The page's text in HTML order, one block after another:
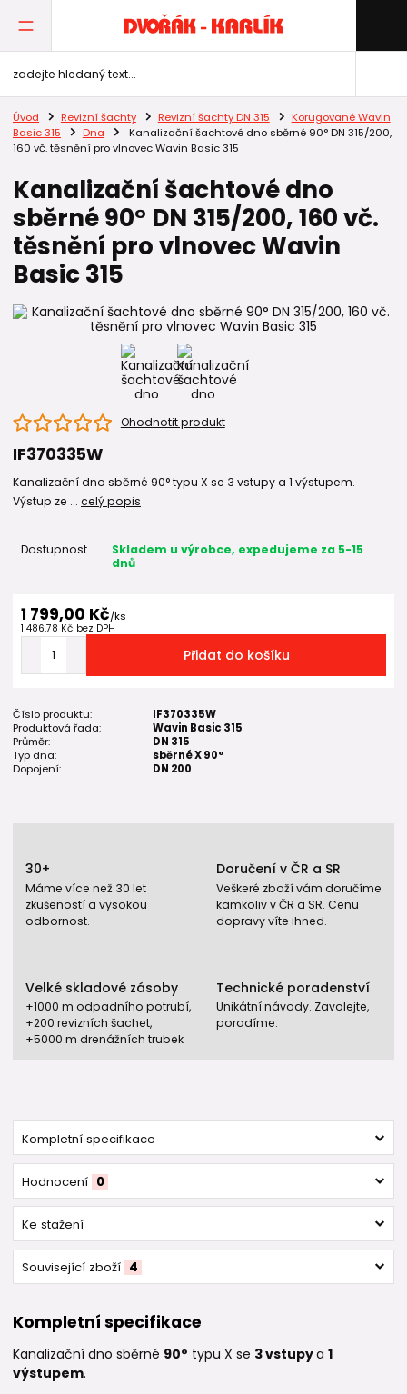
Úvod Revizní šachty Revizní šachty DN 315
Korugované Wavin
Basic 315
Dna
Kanalizační šachtové dno sběrné 90° DN 315/200,
160 vč. těsnění pro vlnovec Wavin Basic 315
Kanalizační šachtové dno
sběrné 90° DN 315/200, 160 vč.
těsnění pro vlnovec Wavin
Basic 315
Ohodnotit produkt
IF370335W
Kanalizační dno sběrné 90° typu X se 3 vstupy a 1 výstupem.
Výstup ze ... celý popis
Dostupnost
Skladem u výrobce, expedujeme za 5-15
dnů
1 799,00 Kč/ks
1 486,78 Kč bez DPH
Přidat do košíku
Číslo produktu:
IF370335W
Produktová řada:
Wavin Basic 315
Průměr:
DN 315
Typ dna:
sběrné X 90°
Dopojení:
DN 200
30+
Máme více než 30 let
zkušeností a vysokou
odbornost.
Doručení v ČR a SR
Veškeré zboží vám doručíme
kamkoliv v ČR a SR. Cenu
dopravy víte ihned.
Velké skladové zásoby
+1000 m odpadního potrubí,
+200 revizních šachet,
+5000 m drenážních trubek
Technické poradenství
Unikátní návody. Zavolejte,
poradíme.
Kompletní specifikace
Hodnocení 0
Ke stažení
Související zboží 4
Kompletní specifikace
Kanalizační dno sběrné 90° typu X se 3vstupya 1
výstupem.